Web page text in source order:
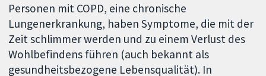
Personen mit COPD, eine chronische
Lungenerkrankung, haben Symptome, die mit der
Zeit schlimmer werden und zu einem Verlust des
Wohlbefindens führen (auch bekannt als
gesundheitsbezogene Lebensqualität). In